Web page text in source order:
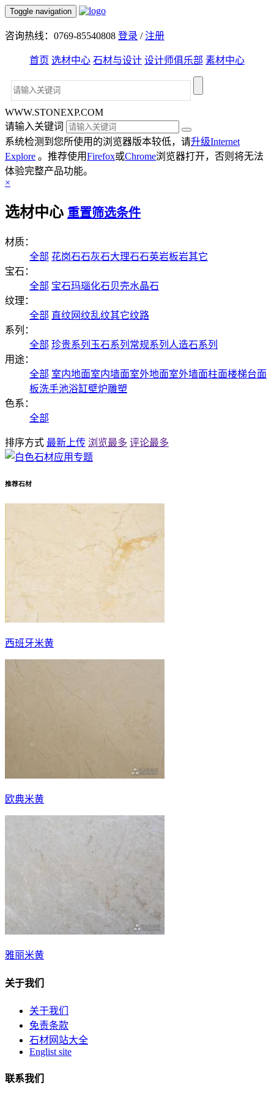
Toggle navigation
咨询热线：0769-85540808 登录 /注册
首页 选材中心 石材与设计 设计师俱乐部 素材中心
WWW.STONEXP.COM
请输入关键词
系统检测到您所使用的浏览器版本较低，请升级Internet
Explore 。推荐使用Firefox或Chrome浏览器打开，否则将无法
体验完整产品功能。
×
选材中心 重置筛选条件
材质：
全部 花岗石石灰石大理石石英岩板岩其它
宝石：
全部 宝石玛瑙化石贝壳水晶石
纹理：
全部 直纹网纹乱纹其它纹路
系列：
全部 珍贵系列 玉石系列 常规系列 人造石系列
用途：
全部 室内地面室内墙面室外地面室外墙面柱面楼梯台面
板洗手池浴缸壁炉雕塑
色系：
全部
排序方式 最新上传 浏览最多 评论最多
推荐石材
西班牙米黄
欧典米黄
雅丽米黄
关于我们
关于我们
免责条款
石材网站大全
Englist site
联系我们